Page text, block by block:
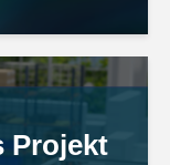
Projekt